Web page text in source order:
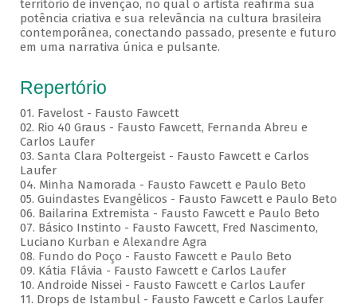
território de invenção, no qual o artista reafirma sua
potência criativa e sua relevância na cultura brasileira
contemporânea, conectando passado, presente e futuro
em uma narrativa única e pulsante.
Repertório
01. Favelost - Fausto Fawcett
02. Rio 40 Graus - Fausto Fawcett, Fernanda Abreu e
Carlos Laufer
03. Santa Clara Poltergeist - Fausto Fawcett e Carlos
Laufer
04. Minha Namorada - Fausto Fawcett e Paulo Beto
05. Guindastes Evangélicos - Fausto Fawcett e Paulo Beto
06. Bailarina Extremista - Fausto Fawcett e Paulo Beto
07. Básico Instinto - Fausto Fawcett, Fred Nascimento,
Luciano Kurban e Alexandre Agra
08. Fundo do Poço - Fausto Fawcett e Paulo Beto
09. Kátia Flávia - Fausto Fawcett e Carlos Laufer
10. Androide Nissei - Fausto Fawcett e Carlos Laufer
11. Drops de Istambul - Fausto Fawcett e Carlos Laufer